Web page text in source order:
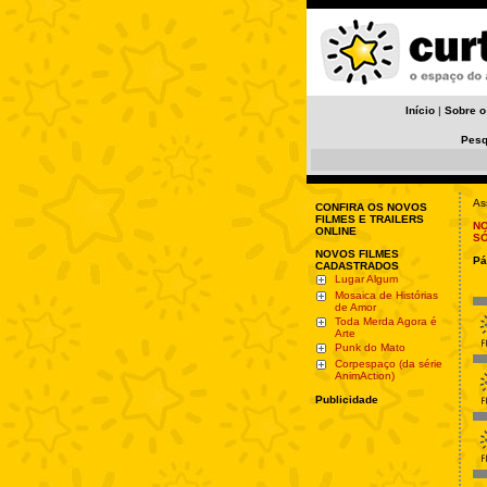
Início | Sobre
CONFIRA OS NOVOS
FILMES E TRAILERS
ONLINE
NOVOS FILMES
CADASTRADOS
Lugar Algum
Mosaica de Histórias
de Amor
Toda Merda Agora é
Arte
Punk do Mato
Corpespaço (da série
AnimAction)
Publicidade